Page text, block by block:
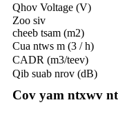
Qhov Voltage (V)
Zoo siv
cheeb tsam (m2)
Cua ntws m (3 / h)
CADR (m3/teev)
Qib suab nrov (dB)
Cov yam ntxwv